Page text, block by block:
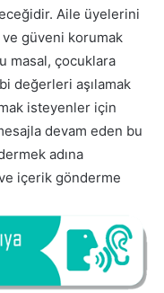
Aile üyelerini
ve güveni korumak
masal, çocuklara
değerleri aşılamak
isteyenler için
devam eden bu
adına
içerik gönderme